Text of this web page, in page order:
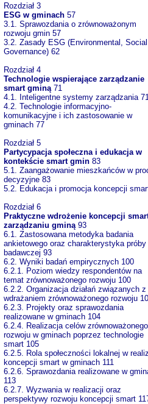
Rozdział 3
ESG w gminach 57
3.1. Sprawozdania o zrównoważonym
rozwoju gmin 57
3.2. Zasady ESG (Environmental,
Governance) 62
Rozdział 4
Technologie wspierające zarządzanie
smart gminą 71
4.1. Inteligentne systemy zarządzania
4.2. Technologie informacyjno-
komunikacyjne i ich zastosowanie w
gminach 77
Rozdział 5
Partycypacja społeczna i edukacja w
kontekście smart gmin 83
5.1. Zaangażowanie mieszkańców w
decyzyjne 83
5.2. Edukacja i promocja koncepcji
Rozdział 6
Praktyczne wdrożenie koncepcji
zarządzaniu gminą 93
6.1. Zastosowana metodyka badania
ankietowego oraz charakterystyka próby
badawczej 93
6.2. Wyniki badań empirycznych 100
6.2.1. Poziom wiedzy respondentów na
temat zrównoważonego rozwoju 100
6.2.2. Organizacja działań związanych z
wdrażaniem zrównoważonego rozwoju
6.2.3. Projekty oraz sprawozdania
realizowane w gminach 104
6.2.4. Realizacja celów zrównoważonego
rozwoju w gminach poprzez technologie
smart 105
6.2.5. Rola społeczności lokalnej w
koncepcji smart w gminach 111
6.2.6. Sprawozdania realizowane w
113
6.2.7. Wyzwania w realizacji oraz
perspektywy rozwoju koncepcji smart